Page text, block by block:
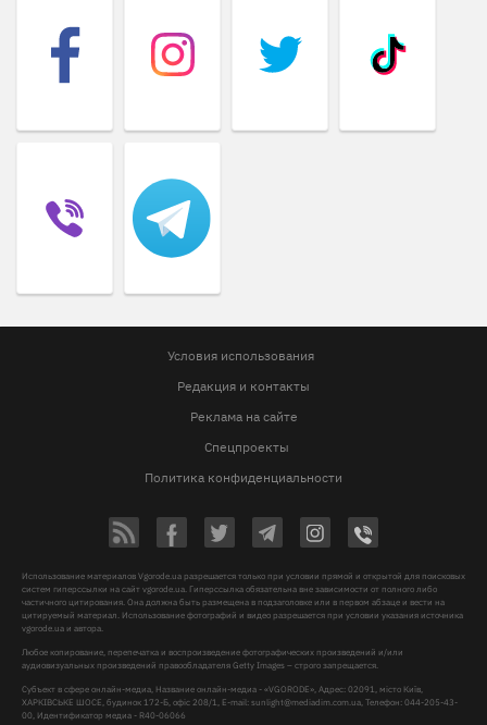
Условия использования
Редакция и контакты
Реклама на сайте
Спецпроекты
Политика конфиденциальности
Использование материалов Vgorode.ua разрешается только при условии прямой и открытой для поисковых
систем гиперссылки на сайт vgorode.ua. Гиперссылка обязательна вне зависимости от полного либо
частичного цитирования. Она должна быть размещена в подзаголовке или в первом абзаце и вести на
цитируемый материал. Использование фотографий и видео разрешается при условии указания источника
vgorode.ua и автора.
Любое копирование, перепечатка и воспроизведение фотографических произведений и/или
аудиовизуальных произведений правообладателя Getty Images – строго запрещается.
Субъект в сфере онлайн-медиа, Название онлайн-медиа - «VGORODE», Адрес: 02091, місто Київ,
ХАРКІВСЬКЕ ШОСЕ, будинок 172-Б, офіс 208/1, E-mail:sunlight@mediadim.com.ua , Телефон: 044-205-43-
00, Идентификатор медиа - R40-06066